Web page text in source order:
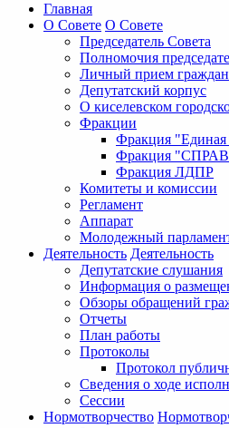
Главная
О Совете О Совете
Председатель Совета
Полномочия
Личный прием граждан
Депутатский корпус
О киселевском
Фракции
Фракция "Единая
Фракция
Фракция ЛДПР
Комитеты и комиссии
Регламент
Аппарат
Молодежный
Деятельность Деятельность
Депутатские слушания
Информация о
Обзоры обращений
Отчеты
План работы
Протоколы
Протокол
Сведения о ходе
Сессии
Нормотворчество